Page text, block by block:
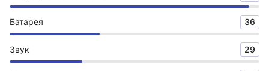
Батарея 36
Звук 29